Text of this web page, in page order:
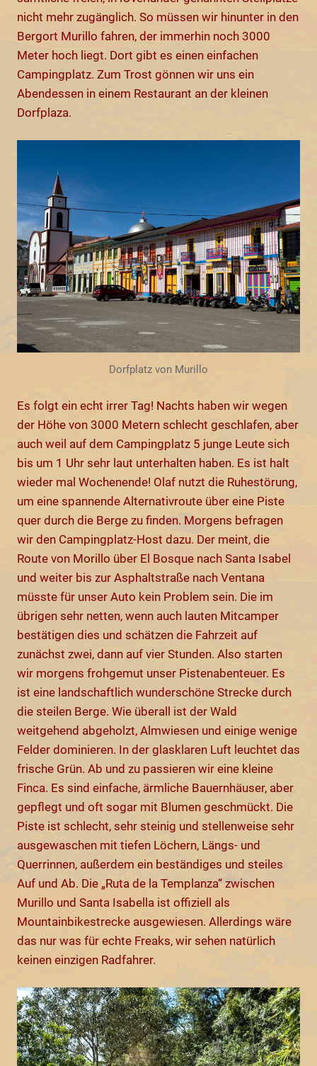
nicht mehr zugänglich. So müssen wir hinunter in den
Bergort Murillo fahren, der immerhin noch 3000
Meter hoch liegt. Dort gibt es einen einfachen
Campingplatz. Zum Trost gönnen wir uns ein
Abendessen in einem Restaurant an der kleinen
Dorfplaza.
Dorfplatz von Murillo
Es folgt ein echt irrer Tag! Nachts haben wir wegen
der Höhe von 3000 Metern schlecht geschlafen, aber
auch weil auf dem Campingplatz 5 junge Leute sich
bis um 1 Uhr sehr laut unterhalten haben. Es ist halt
wieder mal Wochenende! Olaf nutzt die Ruhestörung,
um eine spannende Alternativroute über eine Piste
quer durch die Berge zu finden. Morgens befragen
wir den Campingplatz-Host dazu. Der meint, die
Route von Morillo über El Bosque nach Santa Isabel
und weiter bis zur Asphaltstraße nach Ventana
müsste für unser Auto kein Problem sein. Die im
übrigen sehr netten, wenn auch lauten Mitcamper
bestätigen dies und schätzen die Fahrzeit auf
zunächst zwei, dann auf vier Stunden. Also starten
wir morgens frohgemut unser Pistenabenteuer. Es
ist eine landschaftlich wunderschöne Strecke durch
die steilen Berge. Wie überall ist der Wald
weitgehend abgeholzt, Almwiesen und einige wenige
Felder dominieren. In der glasklaren Luft leuchtet das
frische Grün. Ab und zu passieren wir eine kleine
Finca. Es sind einfache, ärmliche Bauernhäuser, aber
gepflegt und oft sogar mit Blumen geschmückt. Die
Piste ist schlecht, sehr steinig und stellenweise sehr
ausgewaschen mit tiefen Löchern, Längs- und
Querrinnen, außerdem ein beständiges und steiles
Auf und Ab. Die „Ruta de la Templanza“ zwischen
Murillo und Santa Isabella ist offiziell als
Mountainbikestrecke ausgewiesen. Allerdings wäre
das nur was für echte Freaks, wir sehen natürlich
keinen einzigen Radfahrer.